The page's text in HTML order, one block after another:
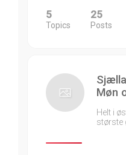
5
Topics
25
Posts
Møn
Helt i
største